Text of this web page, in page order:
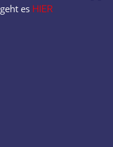
geht es HIER